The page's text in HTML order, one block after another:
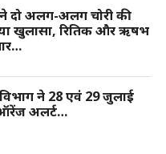
ने दो अलग-अलग चोरी की
खुलासा, रितिक और ऋषभ
विभाग ने 28 एवं 29 जुलाई
अलर्ट…